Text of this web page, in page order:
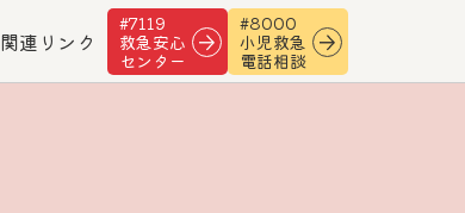
関連リンク
#7119
救急安心
センター
#8000
小児救急
電話相談